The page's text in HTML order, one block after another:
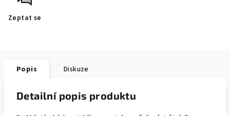
Zeptat se
Popis Diskuze
Detailní popis produktu